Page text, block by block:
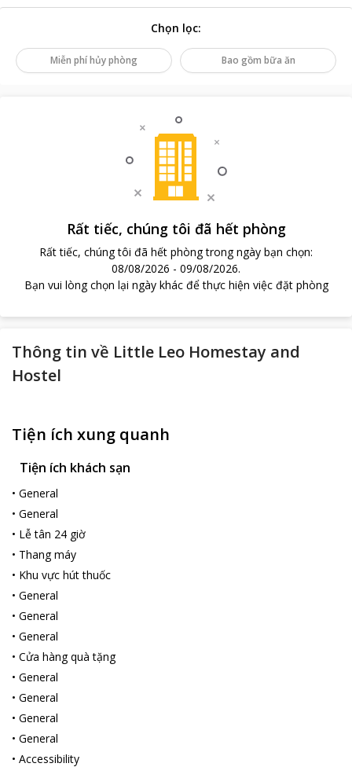
Chọn lọc:
Miễn phí hủy phòng Bao gồm bữa ăn
Rất tiếc, chúng tôi đã hết phòng
Rất tiếc, chúng tôi đã hết phòng trong ngày bạn chọn:
08/08/2026 - 09/08/2026.
Bạn vui lòng chọn lại ngày khác để thực hiện việc đặt phòng
Thông tin về Little Leo Homestay and
Hostel
Tiện ích xung quanh
Tiện ích khách sạn
• General
• General
• Lễ tân 24 giờ
• Thang máy
• Khu vực hút thuốc
• General
• General
• General
• Cửa hàng quà tặng
• General
• General
• General
• General
• Accessibility